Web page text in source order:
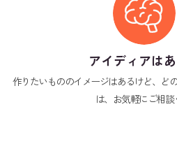
アイディアは
作りたいもののイメージはあるけど、ど
は、お気軽にご相談